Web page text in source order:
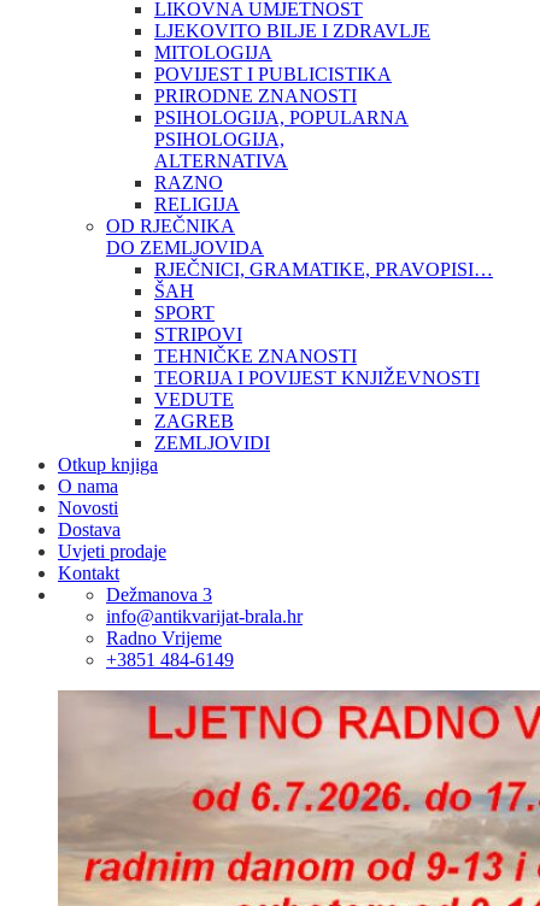
LIKOVNA UMJETNOST
LJEKOVITO BILJE I ZDRAVLJE
MITOLOGIJA
POVIJEST I PUBLICISTIKA
PRIRODNE ZNANOSTI
PSIHOLOGIJA, POPULARNA
PSIHOLOGIJA,
ALTERNATIVA
RAZNO
RELIGIJA
OD RJEČNIKA
DO ZEMLJOVIDA
RJEČNICI, GRAMATIKE, PRAVOPISI…
ŠAH
SPORT
STRIPOVI
TEHNIČKE ZNANOSTI
TEORIJA I POVIJEST KNJIŽEVNOSTI
VEDUTE
ZAGREB
ZEMLJOVIDI
Otkup knjiga
O nama
Novosti
Dostava
Uvjeti prodaje
Kontakt
Dežmanova 3
info@antikvarijat-brala.hr
Radno Vrijeme
+3851 484-6149